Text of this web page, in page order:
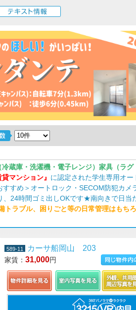
冷蔵庫・洗濯機・電子レンジ）家具（ラ
マンション』 に認定された学生専用オ
すめ＞オートロック・SECOM防犯カメ
24時間ゴミ出しOKです★南向きで日当
トラブル、困りごと等の日常管理はもち
589-11 カーサ船岡山 203
家賃： 31,000円
この物件